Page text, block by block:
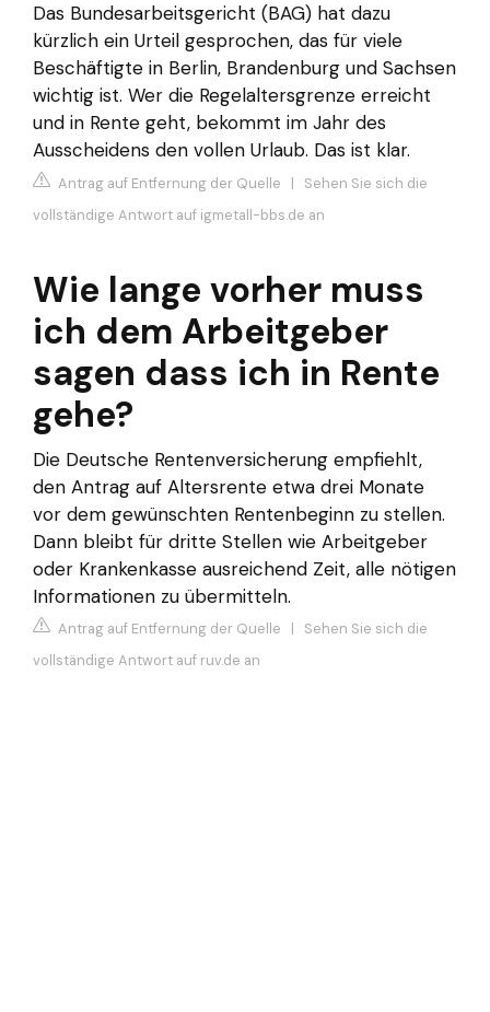
Das Bundesarbeitsgericht (BAG) hat dazu
kürzlich ein Urteil gesprochen, das für viele
Beschäftigte in Berlin, Brandenburg und Sachsen
wichtig ist. Wer die Regelaltersgrenze erreicht
und in Rente geht, bekommt im Jahr des
Ausscheidens den vollen Urlaub. Das ist klar.
Antrag auf Entfernung der Quelle | Sehen Sie sich die
vollständige Antwort auf igmetall-bbs.de an
Wie lange vorher muss
ich dem Arbeitgeber
sagen dass ich in Rente
gehe?
Die Deutsche Rentenversicherung empfiehlt,
den Antrag auf Altersrente etwa drei Monate
vor dem gewünschten Rentenbeginn zu stellen.
Dann bleibt für dritte Stellen wie Arbeitgeber
oder Krankenkasse ausreichend Zeit, alle nötigen
Informationen zu übermitteln.
Antrag auf Entfernung der Quelle | Sehen Sie sich die
vollständige Antwort auf ruv.de an